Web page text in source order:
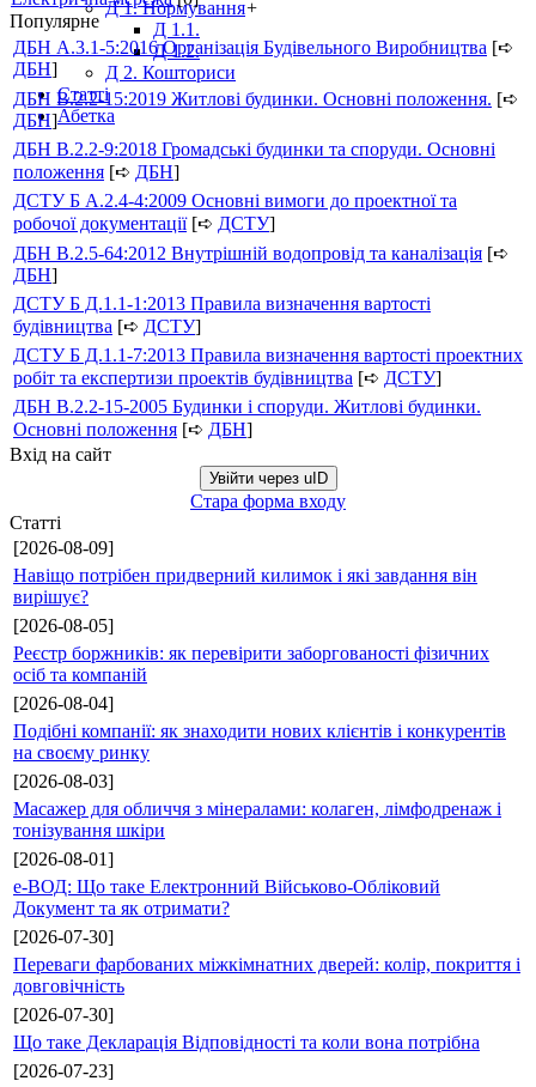
Д 1. Нормування+
Д 1.1.
Д 1.2.
Д 2. Кошториси
Статті
Абетка
Популярне
ДБН А.3.1-5:2016 Організація Будівельного Виробництва [➪
ДБН]
ДБН В.2.2-15:2019 Житлові будинки. Основні положення. [➪
ДБН]
ДБН В.2.2-9:2018 Громадські будинки та споруди. Основні
положення [➪ ДБН]
ДСТУ Б А.2.4-4:2009 Основні вимоги до проектної та
робочої документації[➪ ДСТУ]
ДБН В.2.5-64:2012 Внутрішній водопровід та каналізація [➪
ДБН]
ДСТУ Б Д.1.1-1:2013 Правила визначення вартості
будівництва [➪ ДСТУ]
ДСТУ Б Д.1.1-7:2013 Правила визначення вартості проектних
робіт та експертизи проектів будівництва [➪ ДСТУ]
ДБН В.2.2-15-2005 Будинки і споруди. Житлові будинки.
Основні положення [➪ ДБН]
Вхід на сайт
Увійти через uID
Стара форма входу
Статті
[2026-08-09]
Навіщо потрібен придверний килимок і які завдання він
вирішує?
[2026-08-05]
Реєстр боржників: як перевірити заборгованості фізичних
осіб та компаній
[2026-08-04]
Подібні компанії: як знаходити нових клієнтів і конкурентів
на своєму ринку
[2026-08-03]
Масажер для обличчя з мінералами: колаген, лімфодренаж і
тонізування шкіри
[2026-08-01]
е-ВОД: Що таке Електронний Військово-Обліковий
Документ та як отримати?
[2026-07-30]
Переваги фарбованих міжкімнатних дверей: колір, покриття і
довговічність
[2026-07-30]
Що таке Декларація Відповідності та коли вона потрібна
[2026-07-23]